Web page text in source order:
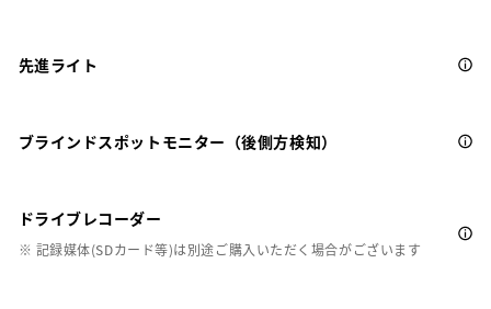
先進ライト
ブラインドスポットモニター（後側方検知）
ドライブレコーダー
※ 記録媒体(SDカード等)は別途ご購入いただく場合がございます